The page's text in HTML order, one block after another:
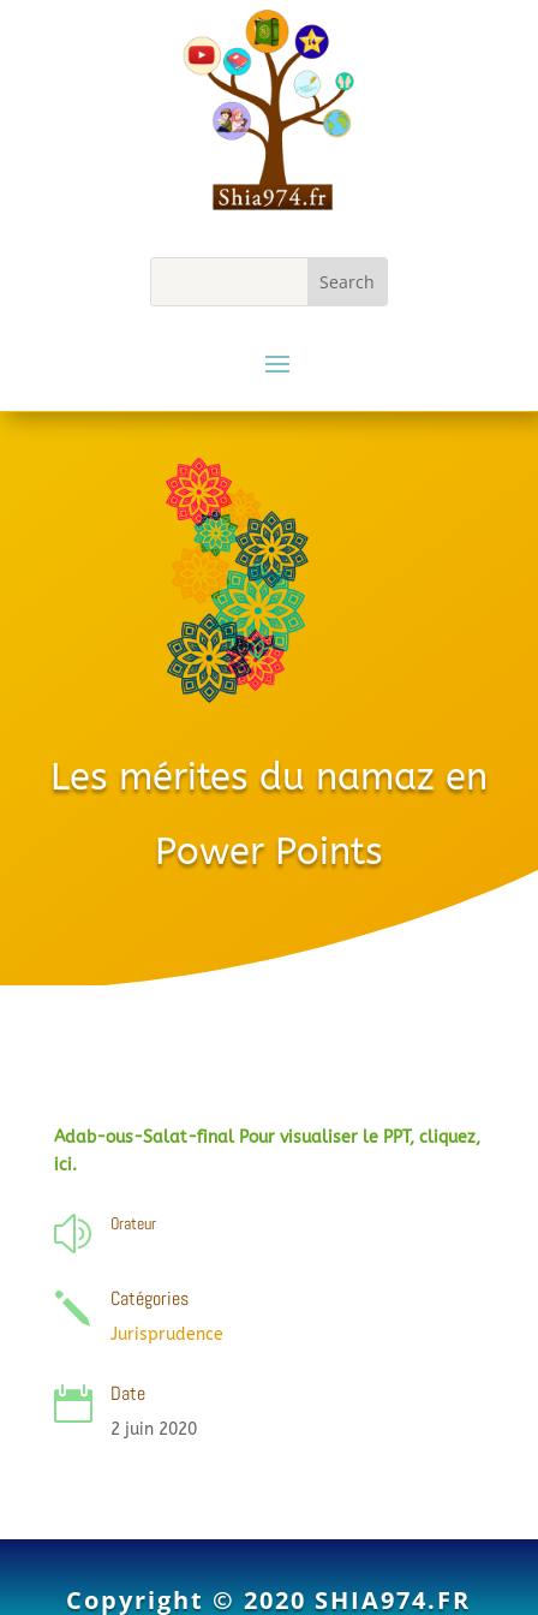
Les mérites du namaz en
Power Points
Adab-ous-Salat-final Pour visualiser le PPT, cliquez,
ici.
z Orateur
j Catégories
Jurisprudence
 Date
2 juin 2020
Copyright © 2020SHIA974.FR